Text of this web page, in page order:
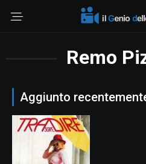
Remo
Aggiunto